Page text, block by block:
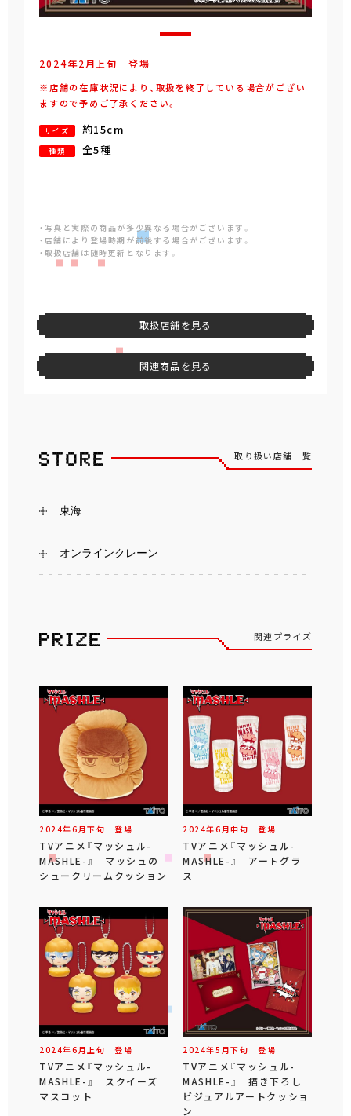
2024年2月 上旬 登場
※店舗の在庫状況により、取扱を終了している場合がござい
ますので予めご了承ください。
サイズ 約15cm
種類 全5種
・写真と実際の商品が多少異なる場合がございます。
・店舗により登場時期が前後する場合がございます。
・取扱店舗は随時更新となります。
取扱店舗を見る
関連商品を見る
取り扱い店舗一覧
東海
オンラインクレーン
関連プライズ
2024年6 月下旬 登場
TVアニメ『マッシュル-
MASHLE-』 マッシュの
シュークリームクッション
2024年6 月中旬 登場
TVアニメ『マッシュル-
MASHLE-』 アートグラ
ス
2024年6 月 上旬 登場
TVアニメ『マッシュル-
MASHLE-』 スクイーズ
マスコット
2024年5 月下旬 登場
TVアニメ『マッシュル-
MASHLE-』 描き下ろし
ビジュアルアートクッショ
ン